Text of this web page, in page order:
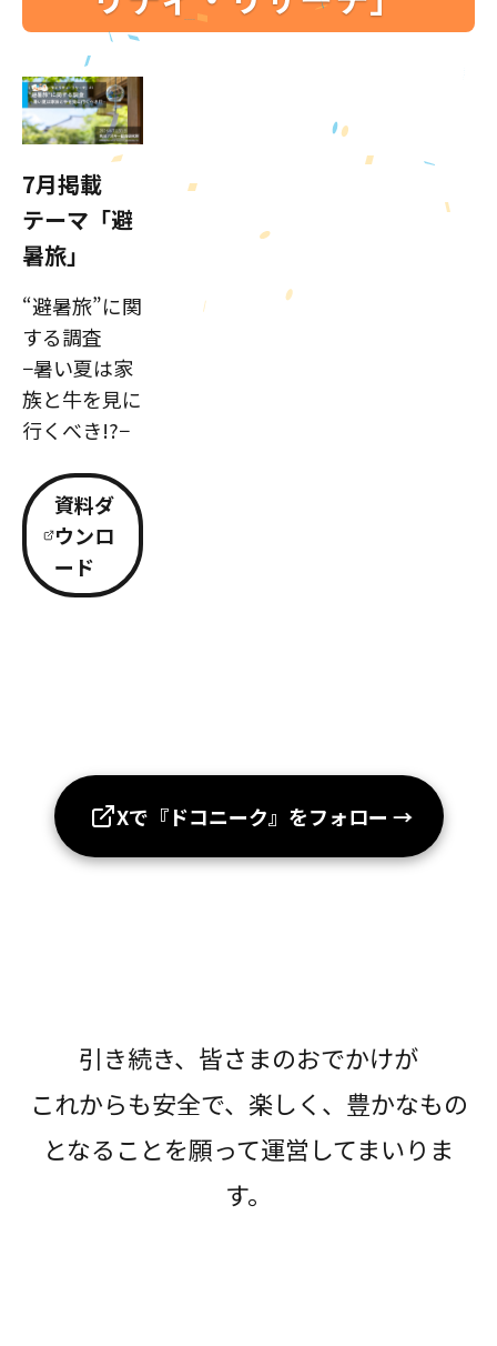
7月掲載
テーマ「避
暑旅」
“避暑旅”に関
する調査
−暑い夏は家
族と牛を見に
行くべき!?−
資料ダ
ウンロ
ード
Xで『ドコニーク』をフォロー →
引き続き、皆さまのおでかけが
これからも安全で、楽しく、豊かなもの
となることを願って運営してまいりま
す。